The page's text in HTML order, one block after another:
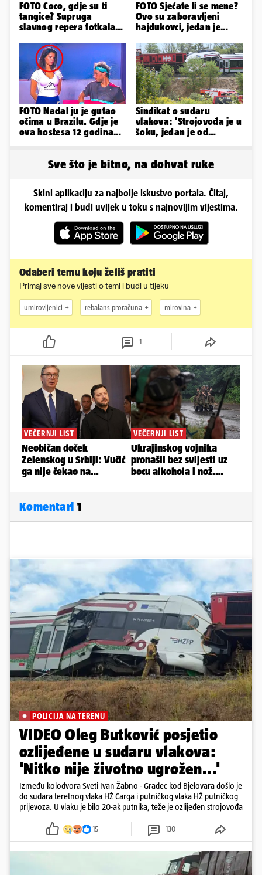
FOTO Coco, gdje su ti
tangice? Supruga
slavnog repera fotkala
sve
FOTO Sjećate li se mene?
Ovo su zaboravljeni
hajdukovci, jedan je
FOTO Nadal ju je gutao
očima u Brazilu. Gdje je
ova hostesa 12 godina
Sindikat o sudaru
vlakova: 'Strojovođa je u
šoku, jedan je od
Sve što je bitno, na dohvat ruke
Skini aplikaciju za najbolje iskustvo portala. Čitaj,
komentiraj i budi uvijek u toku s najnovijim vijestima.
Odaberi temu koju želiš pratiti
Primaj sve nove vijesti o temi i budi u tijeku
umirovljenici rebalans proračuna mirovina
1
Komentari 1
POLICIJA NA TERENU
VIDEO Oleg Butković posjetio
ozlijeđene u sudaru vlakova:
'Nitko nije životno ugrožen...'
Između kolodvora Sveti Ivan Žabno - Gradec kod Bjelovara došlo je
do sudara teretnog vlaka HŽ Carga i putničkog vlaka HŽ putničkog
prijevoza. U vlaku je bilo 20-ak putnika, teže je ozlijeđen strojovođa
15 130